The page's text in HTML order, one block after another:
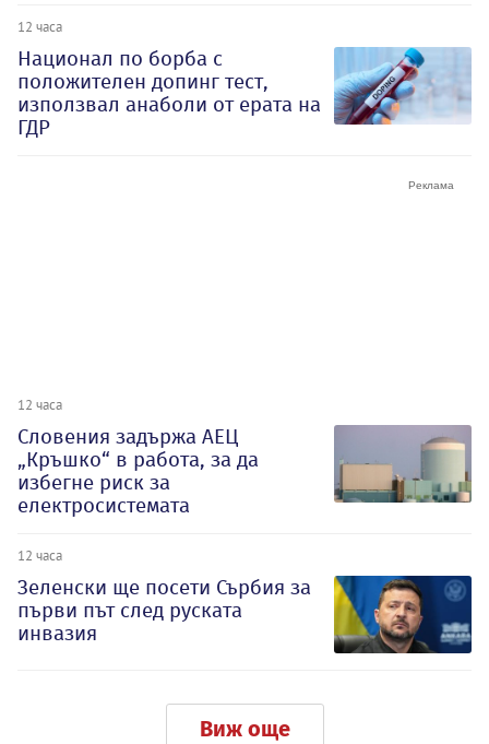
12 часа
Национал по борба с
положителен допинг тест,
използвал анаболи от ерата на
ГДР
12 часа
Словения задържа АЕЦ
„Кръшко“ в работа, за да
избегне риск за
електросистемата
12 часа
Зеленски ще посети Сърбия за
първи път след руската
инвазия
Виж още